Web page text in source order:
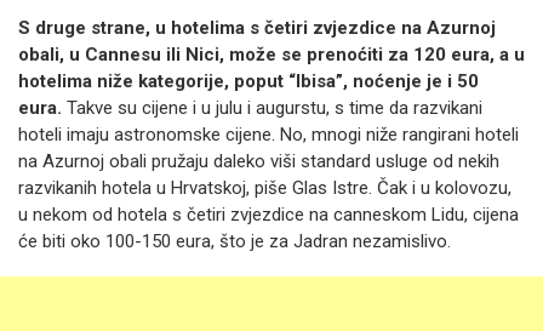
S druge strane, u hotelima s četiri zvjezdice na Azurnoj
obali, u Cannesu ili Nici, može se prenoćiti za 120 eura, a u
hotelima niže kategorije, poput “Ibisa”, noćenje je i 50
eura. Takve su cijene i u julu i augurstu, s time da razvikani
hoteli imaju astronomske cijene. No, mnogi niže rangirani hoteli
na Azurnoj obali pružaju daleko viši standard usluge od nekih
razvikanih hotela u Hrvatskoj, piše Glas Istre. Čak i u kolovozu,
u nekom od hotela s četiri zvjezdice na canneskom Lidu, cijena
će biti oko 100-150 eura, što je za Jadran nezamislivo.